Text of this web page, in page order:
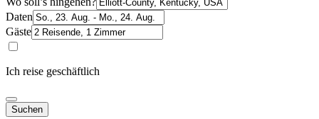
Daten
Gäste
Ich reise geschäftlich
Suchen